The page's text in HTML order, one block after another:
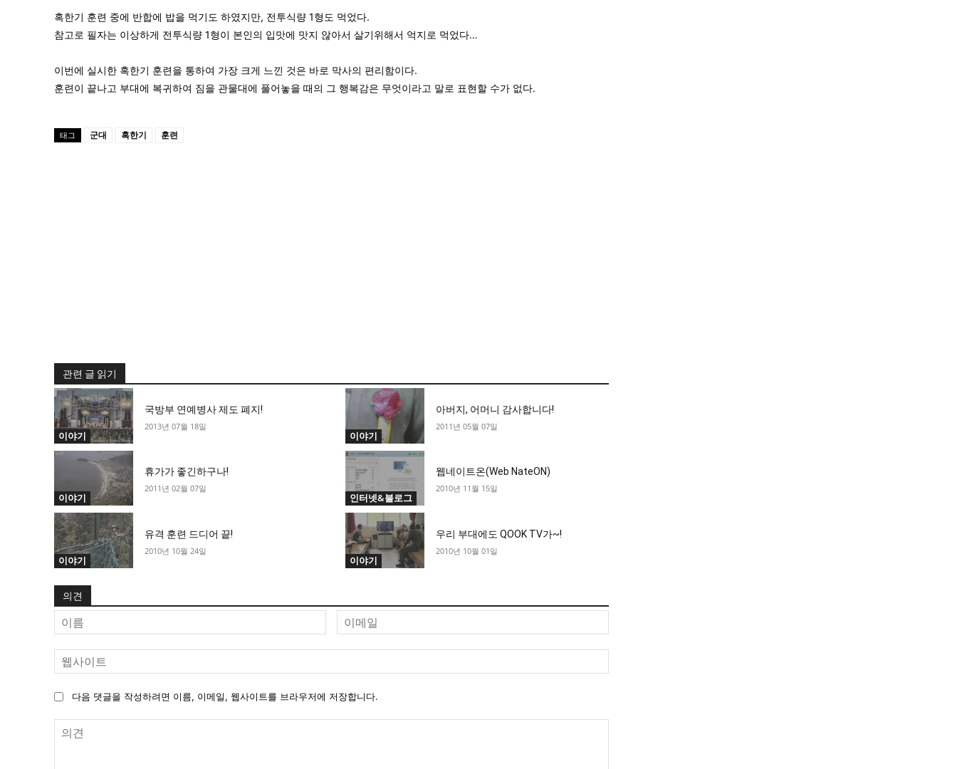
혹한기 훈련 중에 반합에 밥을 먹기도 하였지만, 전투식량 1형도 먹었다.
참고로 필자는 이상하게 전투식량 1형이 본인의 입맛에 맛지 않아서 살기위해서 억지로 먹었다…
이번에 실시한 혹한기 훈련을 통하여 가장 크게 느낀 것은 바로 막사의 편리함이다.
훈련이 끝나고 부대에 복귀하여 짐을 관물대에 풀어놓을 때의 그 행복감은 무엇이라고 말로 표현할 수가 없다.
태그 군대 혹한기 훈련
관련 글 읽기
이야기
국방부 연예병사 제도 폐지!
2013년 07월 18일
이야기
아버지, 어머니 감사합니다!
2011년 05월 07일
이야기
휴가가 좋긴하구나!
2011년 02월 07일
인터넷&블로그
웹네이트온(Web NateON)
2010년 11월 15일
이야기
유격 훈련 드디어 끝!
2010년 10월 24일
이야기
우리 부대에도 QOOK TV가~!
2010년 10월 01일
의견
름
메
일
사
다음 댓글을 작성하려면 이름, 이메일, 웹사이트를 브라우저에 저장합니다.